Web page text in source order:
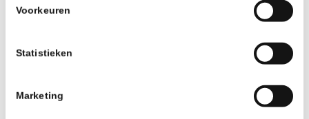
Voorkeuren
Statistieken
Marketing
Plaats een Reactie